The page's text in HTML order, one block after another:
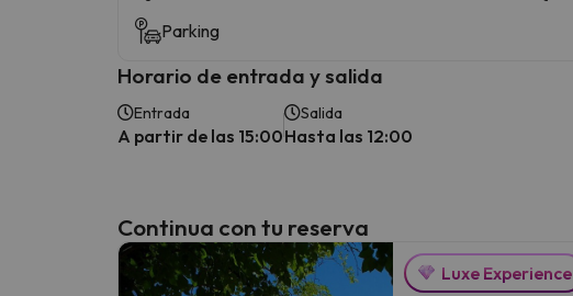
Parking
Horario de entrada y salida
Entrada
A partir de las 15:00
Salida
Hasta las 12:00
Continua con tu reserva
Luxe Experience